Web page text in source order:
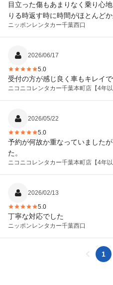
目立った傷もあまりなく乗り心
りる時返す時に時間がほとんどか
ニッポンレンタカー千葉西口
2026/06/17
5.0
受付の方が感じ良く車もキレイ
ニコニコレンタカー千葉本町店【4年以
2026/05/22
5.0
予約が何故か重なっていました
た。
ニコニコレンタカー千葉本町店【4年以
2026/02/13
5.0
丁寧な対応でした
ニッポンレンタカー千葉西口
1